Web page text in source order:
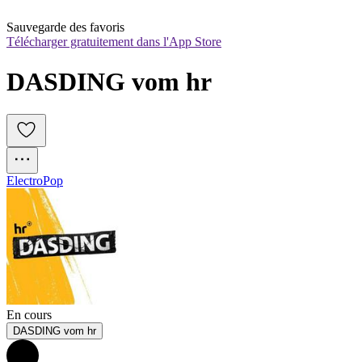
Sauvegarde des favoris
Télécharger gratuitement dans l'App Store
DASDING vom hr
ElectroPop
En cours
DASDING vom hr